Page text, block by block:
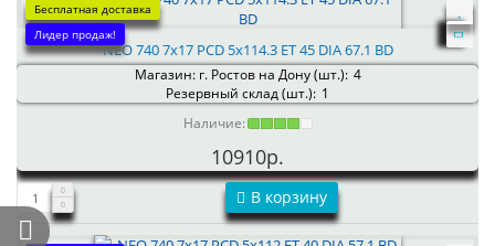
Бесплатная доставка
Лидер продаж!
NEO 740 7x17 PCD 5x114.3 ET 45 DIA 67.1 BD
Магазин: г. Ростов на Дону (шт.): 4
Резервный склад (шт.): 1
Наличие:
10910р.
В корзину